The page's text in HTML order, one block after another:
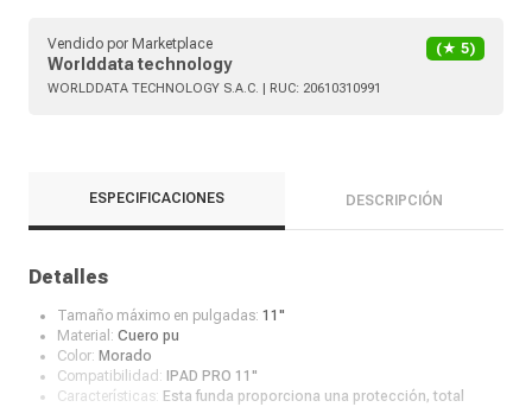
Vendido por Marketplace
Worlddata technology
(★ 5)
WORLDDATA TECHNOLOGY S.A.C. | RUC: 20610310991
ESPECIFICACIONES DESCRIPCIÓN
Detalles
Tamaño máximo en pulgadas: 11"
Material: Cuero pu
Color: Morado
Compatibilidad:
IPAD PRO 11"
Características: Esta funda proporciona una protección, total